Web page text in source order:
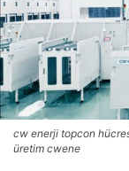
cw enerji topcon
üretim cwene